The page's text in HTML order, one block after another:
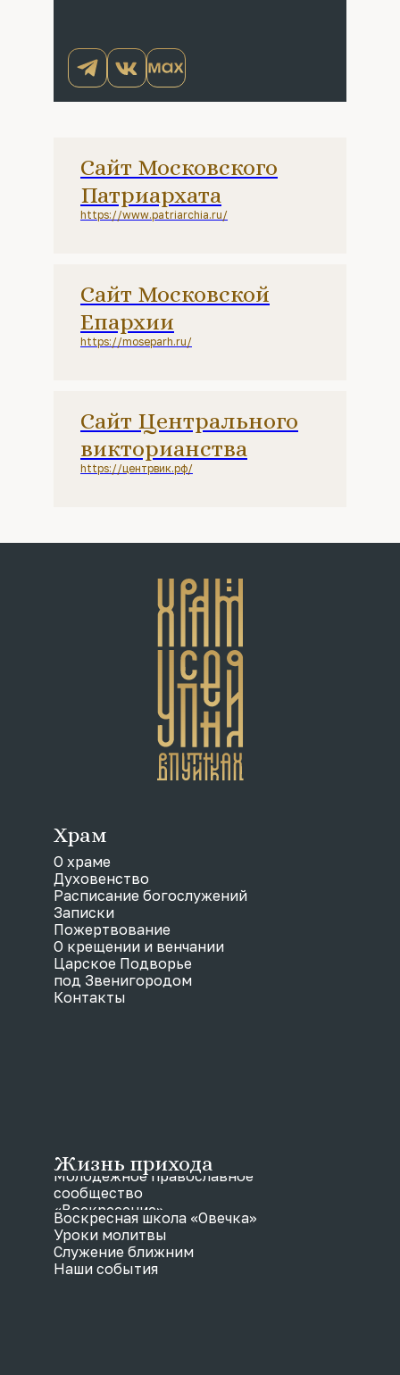
Сайт Центрального
викторианства
https://центрвик.рф/
Сайт Московской
Епархии
https://moseparh.ru/
Сайт Московского
Патриархата
https://www.patriarchia.ru/
Храм
О храме
Духовенство
Расписание богослужений
Записки
Пожертвование
О крещении и венчании
Царское Подворье
под Звенигородом
Контакты
Жизнь прихода
Молодежное православное
сообщество
«Воскресение»
Воскресная школа «Овечка»
Уроки молитвы
Служение ближним
Наши события